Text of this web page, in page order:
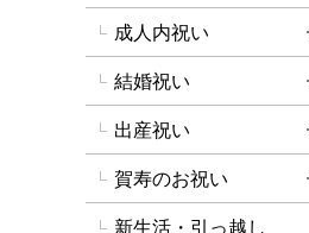
成人内祝い
結婚祝い
出産祝い
賀寿のお祝い
新生活・引っ越し